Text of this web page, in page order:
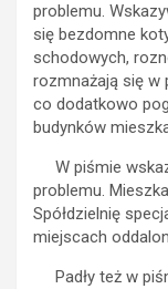
problemu.
się bezdomne
schodowych,
rozmnażają się w
co dodatkowo
budynków
W piśmie
problemu.
Spółdzielnię
miejscach
Padły też w